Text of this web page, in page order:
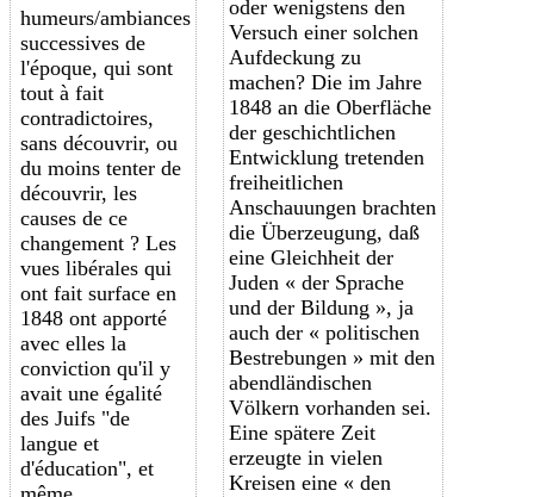
humeurs/ambiances
successives de
l'époque, qui sont
tout à fait
contradictoires,
sans découvrir, ou
du moins tenter de
découvrir, les
causes de ce
changement ? Les
vues libérales qui
ont fait surface en
1848 ont apporté
avec elles la
conviction qu'il y
avait une égalité
des Juifs "de
langue et
d'éducation", et
oder wenigstens den
Versuch einer solchen
Aufdeckung zu
machen? Die im Jahre
1848 an die Oberfläche
der geschichtlichen
Entwicklung tretenden
freiheitlichen
Anschauungen brachten
die Überzeugung, daß
eine Gleichheit der
Juden « der Sprache
und der Bildung », ja
auch der « politischen
Bestrebungen » mit den
abendländischen
Völkern vorhanden sei.
Eine spätere Zeit
erzeugte in vielen
Kreisen eine « den